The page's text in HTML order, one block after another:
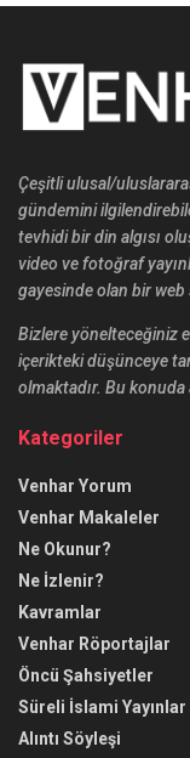
Çeşitli ulusal/
gündemini
tevhidi bir din algısı
video ve fotoğraf
gayesinde olan bir web
Bizlere yönelteceğiniz
içerikteki düşünceye
olmaktadır. Bu konuda
Kategoriler
Venhar Yorum
Venhar Makaleler
Ne Okunur?
Ne İzlenir?
Kavramlar
Venhar Röportajlar
Öncü Şahsiyetler
Süreli İslami Yayınlar
Alıntı Söyleşi